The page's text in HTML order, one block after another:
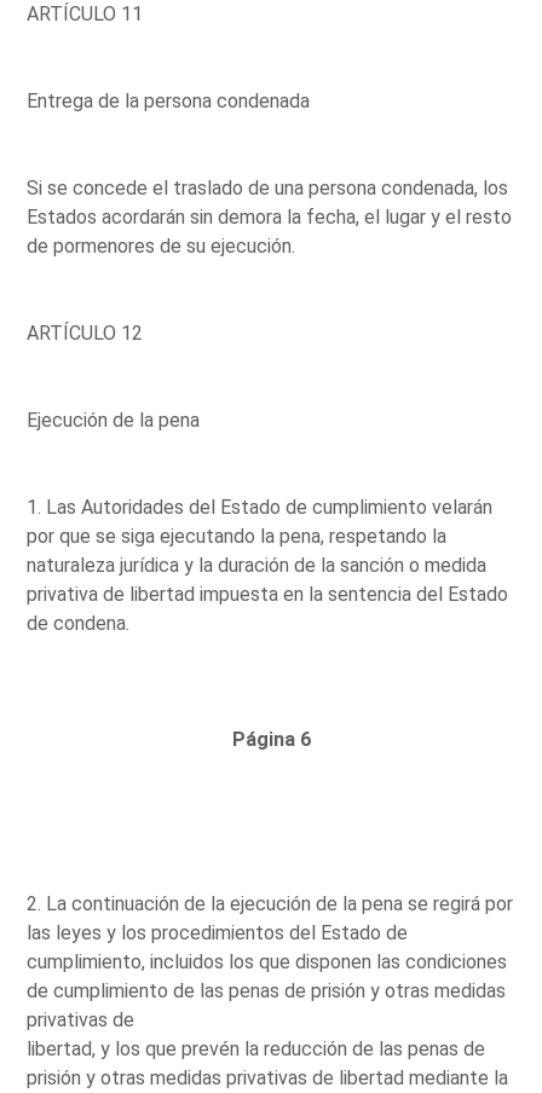
ARTÍCULO 11
Entrega de la persona condenada
Si se concede el traslado de una persona condenada, los
Estados acordarán sin demora la fecha, el lugar y el resto
de pormenores de su ejecución.
ARTÍCULO 12
Ejecución de la pena
1. Las Autoridades del Estado de cumplimiento velarán
por que se siga ejecutando la pena, respetando la
naturaleza jurídica y la duración de la sanción o medida
privativa de libertad impuesta en la sentencia del Estado
de condena.
Página 6
2. La continuación de la ejecución de la pena se regirá por
las leyes y los procedimientos del Estado de
cumplimiento, incluidos los que disponen las condiciones
de cumplimiento de las penas de prisión y otras medidas
privativas de
libertad, y los que prevén la reducción de las penas de
prisión y otras medidas privativas de libertad mediante la